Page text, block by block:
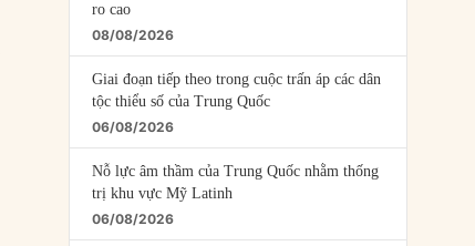
ro cao
08/08/2026
Giai đoạn tiếp theo trong cuộc trấn áp các dân
tộc thiểu số của Trung Quốc
06/08/2026
Nỗ lực âm thầm của Trung Quốc nhằm thống
trị khu vực Mỹ Latinh
06/08/2026